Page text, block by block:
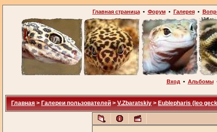
Главная страница• Форум• Галерея•
Вход • Альбомы
Главная > Галереи пользователей > V.Zbaratskiy > Eublepharis (leo